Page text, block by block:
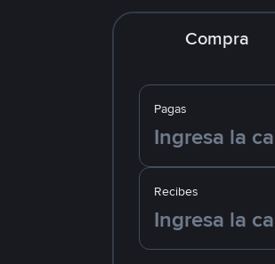
Compra
Pagas
Recibes